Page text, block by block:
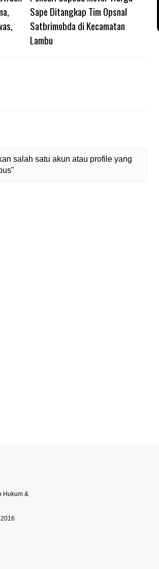
Sape Ditangkap Tim Opsnal
Satbrimobda di Kecamatan
Lambu
salah satu akun atau profile yang
Hukum &